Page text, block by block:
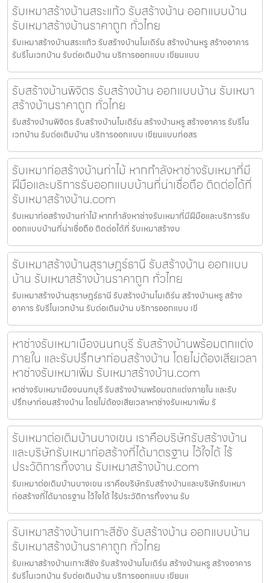
รับเหมาสร้างบ้านสระแก้ว รับสร้างบ้าน ออกแบบบ้าน
รับเหมาสร้างบ้านราคาถูก ทั่วไทย
รับเหมาสร้างบ้านสระแก้ว รับสร้างบ้านโมเดิร์น สร้างบ้านหรู สร้างอาคาร
รับรีโนเวทบ้าน รับต่อเติมบ้าน บริการออกแบบ เขียนแบบ
รับสร้างบ้านพิจิตร รับสร้างบ้าน ออกแบบบ้าน รับเหมา
สร้างบ้านราคาถูก ทั่วไทย
รับสร้างบ้านพิจิตร รับสร้างบ้านโมเดิร์น สร้างบ้านหรู สร้างอาคาร รับรีโน
เวทบ้าน รับต่อเติมบ้าน บริการออกแบบ เขียนแบบก่อสร
รับเหมาก่อสร้างบ้านท่าไม้ หากกำลังหาช่างรับเหมาที่มี
ฝีมือและบริการรับออกแบบบ้านที่น่าเชื่อถือ ติดต่อได้ที่
รับเหมาสร้างบ้าน.com
รับเหมาก่อสร้างบ้านท่าไม้ หากกำลังหาช่างรับเหมาที่มีฝีมือและบริการรับ
ออกแบบบ้านที่น่าเชื่อถือ ติดต่อได้ที่ รับเหมาสร้างบ
รับเหมาสร้างบ้านสุราษฎร์ธานี รับสร้างบ้าน ออกแบบ
บ้าน รับเหมาสร้างบ้านราคาถูก ทั่วไทย
รับเหมาสร้างบ้านสุราษฎร์ธานี รับสร้างบ้านโมเดิร์น สร้างบ้านหรู สร้าง
อาคาร รับรีโนเวทบ้าน รับต่อเติมบ้าน บริการออกแบบ เขี
หาช่างรับเหมาเมืองนนทบุรี รับสร้างบ้านพร้อมตกแต่ง
ภายใน และรับปรึกษาก่อนสร้างบ้าน โดยไม่ต้องเสียเวลา
หาช่างรับเหมาเพิ่ม รับเหมาสร้างบ้าน.com
หาช่างรับเหมาเมืองนนทบุรี รับสร้างบ้านพร้อมตกแต่งภายใน และรับ
ปรึกษาก่อนสร้างบ้าน โดยไม่ต้องเสียเวลาหาช่างรับเหมาเพิ่ม รั
รับเหมาต่อเติมบ้านบางเขน เราคือบริษัทรับสร้างบ้าน
และบริษัทรับเหมาก่อสร้างที่ได้มาตรฐาน ไว้ใจได้ ไร้
ประวัติการทิ้งงาน รับเหมาสร้างบ้าน.com
รับเหมาต่อเติมบ้านบางเขน เราคือบริษัทรับสร้างบ้านและบริษัทรับเหมา
ก่อสร้างที่ได้มาตรฐาน ไว้ใจได้ ไร้ประวัติการทิ้งงาน รับ
รับเหมาสร้างบ้านเกาะสีชัง รับสร้างบ้าน ออกแบบบ้าน
รับเหมาสร้างบ้านราคาถูก ทั่วไทย
รับเหมาสร้างบ้านเกาะสีชัง รับสร้างบ้านโมเดิร์น สร้างบ้านหรู สร้างอาคาร
รับรีโนเวทบ้าน รับต่อเติมบ้าน บริการออกแบบ เขียนแ